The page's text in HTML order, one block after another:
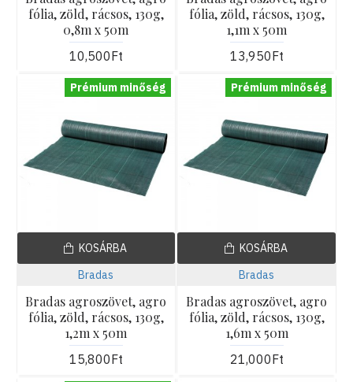
fólia, zöld, rácsos, 130g,
0,8m x 50m
10,500Ft
fólia, zöld, rácsos, 130g,
1,1m x 50m
13,950Ft
Prémium minőség
Bradas
Bradas agroszövet, agro
fólia, zöld, rácsos, 130g,
1,2m x 50m
15,800Ft
KOSÁRBA
Prémium minőség
Bradas
Bradas agroszövet, agro
fólia, zöld, rácsos, 130g,
1,6m x 50m
21,000Ft
KOSÁRBA